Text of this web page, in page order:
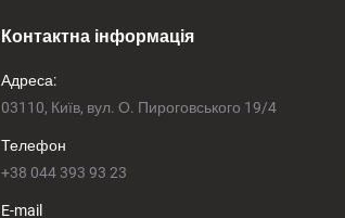
Контактна інформація
Адреса:
03110, Київ, вул. О. Пироговського 19/4
Телефон
+38 044 393 93 23
E-mail